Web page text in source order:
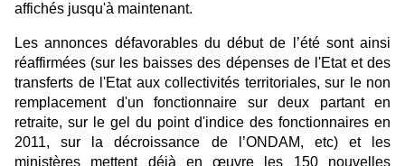
affichés jusqu'à maintenant.
Les annonces défavorables du début de l’été sont ainsi
réaffirmées (sur les baisses des dépenses de l'Etat et des
transferts de l'Etat aux collectivités territoriales, sur le non
remplacement d'un fonctionnaire sur deux partant en
retraite, sur le gel du point d'indice des fonctionnaires en
2011, sur la décroissance de l’ONDAM, etc) et les
ministères mettent déjà en œuvre les 150 nouvelles